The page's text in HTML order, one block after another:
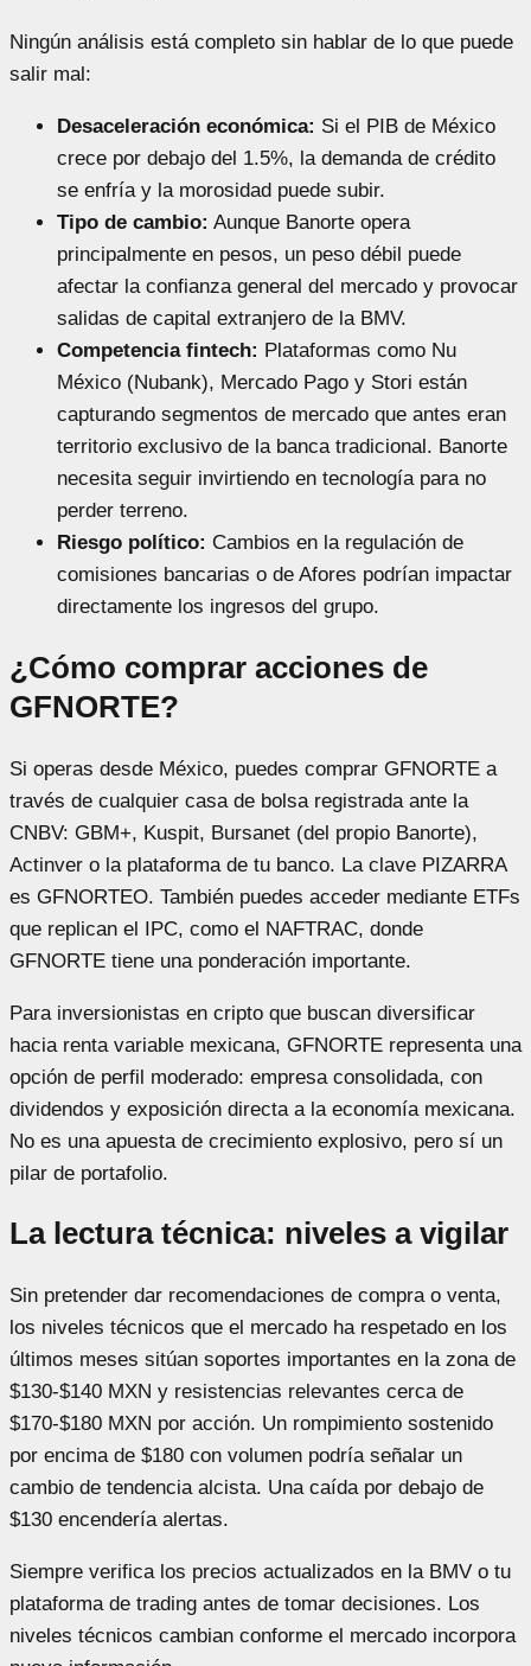
Ningún análisis está completo sin hablar de lo que puede
salir mal:
Desaceleración económica: Si el PIB de México
crece por debajo del 1.5%, la demanda de crédito
se enfría y la morosidad puede subir.
Tipo de cambio: Aunque Banorte opera
principalmente en pesos, un peso débil puede
afectar la confianza general del mercado y provocar
salidas de capital extranjero de la BMV.
Competencia fintech: Plataformas como Nu
México (Nubank), Mercado Pago y Stori están
capturando segmentos de mercado que antes eran
territorio exclusivo de la banca tradicional. Banorte
necesita seguir invirtiendo en tecnología para no
perder terreno.
Riesgo político: Cambios en la regulación de
comisiones bancarias o de Afores podrían impactar
directamente los ingresos del grupo.
¿Cómo comprar acciones de
GFNORTE?
Si operas desde México, puedes comprar GFNORTE a
través de cualquier casa de bolsa registrada ante la
CNBV: GBM+, Kuspit, Bursanet (del propio Banorte),
Actinver o la plataforma de tu banco. La clave PIZARRA
es GFNORTEO. También puedes acceder mediante ETFs
que replican el IPC, como el NAFTRAC, donde
GFNORTE tiene una ponderación importante.
Para inversionistas en cripto que buscan diversificar
hacia renta variable mexicana, GFNORTE representa una
opción de perfil moderado: empresa consolidada, con
dividendos y exposición directa a la economía mexicana.
No es una apuesta de crecimiento explosivo, pero sí un
pilar de portafolio.
La lectura técnica: niveles a vigilar
Sin pretender dar recomendaciones de compra o venta,
los niveles técnicos que el mercado ha respetado en los
últimos meses sitúan soportes importantes en la zona de
$130-$140 MXN y resistencias relevantes cerca de
$170-$180 MXN por acción. Un rompimiento sostenido
por encima de $180 con volumen podría señalar un
cambio de tendencia alcista. Una caída por debajo de
$130 encendería alertas.
Siempre verifica los precios actualizados en la BMV o tu
plataforma de trading antes de tomar decisiones. Los
niveles técnicos cambian conforme el mercado incorpora